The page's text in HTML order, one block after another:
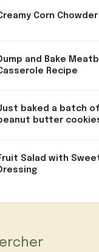
Corn
and Bake
Recipe
baked a batch
butter
Salad with